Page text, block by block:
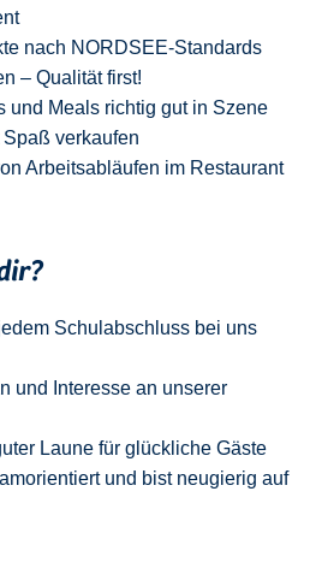
nach NORDSEE-Standards
– Qualität first!
und Meals richtig gut in Szene
verkaufen
Arbeitsabläufen im Restaurant
Schulabschluss bei uns
und
Interesse an unserer
Laune für glückliche Gäste
und bist neugierig auf